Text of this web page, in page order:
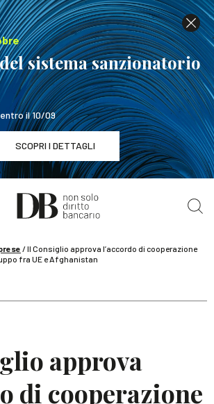
sistema sanzionatorio
il 10/09
SCOPRI I DETTAGLI
/ 1° Ottobre
sanzionatorio del TUF
/Il Consiglio approva l’accordo di cooperazione
fra UE e Afghanistan
approva
di cooperazione